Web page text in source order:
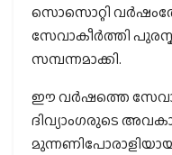
സൊസൊറ്റി
സേവാകീർത്തി
സമ്പന്നമാക്കി.
ഈ വർഷത്തെ സേവാ
ദിവ്യാംഗരുടെ